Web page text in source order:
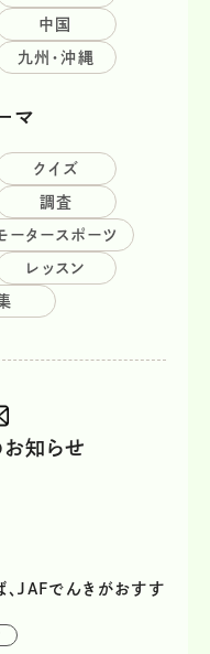
中国
九州・沖縄
マ
クイズ
調査
ータースポーツ
レッスン
知らせ
JAFでんきがおすす